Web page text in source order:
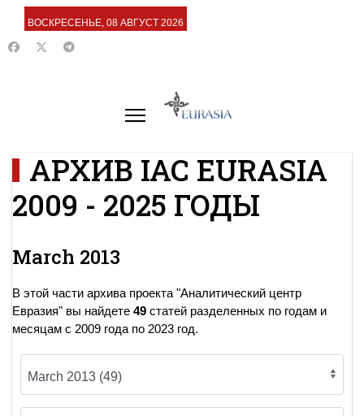
ВОСКРЕСЕНЬЕ, 08 АВГУСТ 2026
АРХИВ IAC EURASIA
2009 - 2025 ГОДЫ
March 2013
В этой части архива проекта "Аналитический центр
Евразия" вы найдете 49 статей разделенных по годам и
месяцам с 2009 года по 2023 год.